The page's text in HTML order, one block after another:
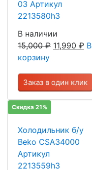
03 Артикул
2213580h3
В наличии
15,000₽ 11,990 ₽ В
корзину
Заказ в один клик
Скидка 21%
Холодильник б/у
Beko CSA34000
Артикул
2213559h3